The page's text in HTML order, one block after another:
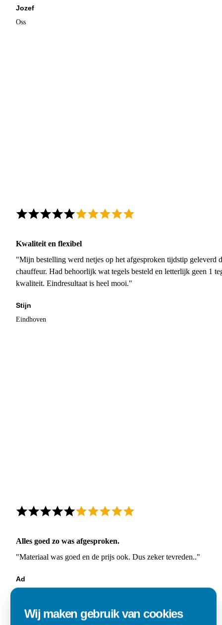
Jozef
Oss
Kwaliteit en flexibel
"Mijn bestelling werd netjes op het afgesproken tijdstip geleverd
chauffeur. Had behoorlijk wat tegels besteld en letterlijk geen 1
kwaliteit. Eindresultaat is heel mooi."
Stijn
Eindhoven
Alles goed zo was afgesproken.
"Materiaal was goed en de prijs ook. Dus zeker tevreden.."
Ad
Wij maken gebruik van cookies